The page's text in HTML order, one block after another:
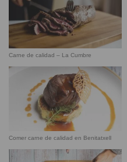
Carne de calidad – La Cumbre
Comer carne de calidad en Benitatxell